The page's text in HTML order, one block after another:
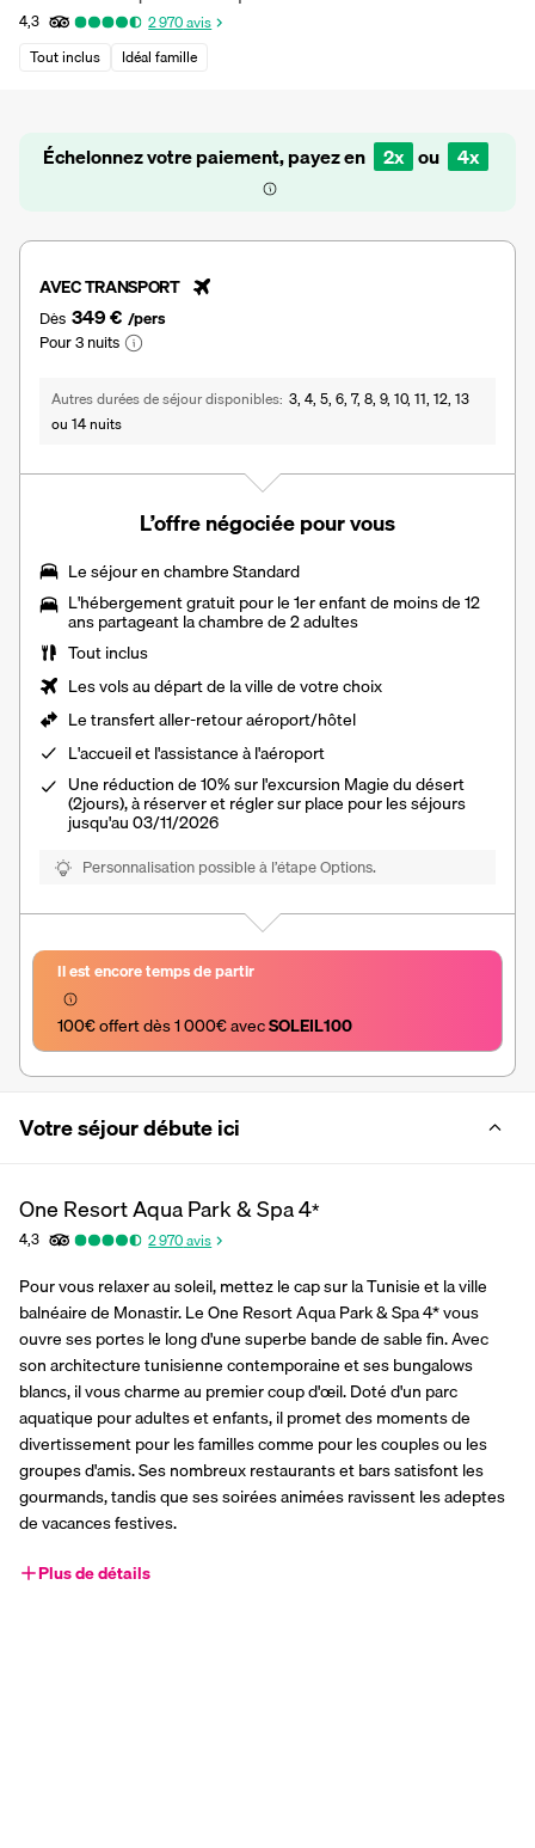
4,3 2 970avis
Tout inclus
Idéal famille
Échelonnez votre paiement, payez en 2x ou 4x
AVEC TRANSPORT
Dès 349 € /pers
Pour 3 nuits
Autres durées de séjour disponibles 3, 4, 5, 6, 7, 8, 9, 10, 11, 12, 13
ou 14 nuits
L’offre négociée pour vous
Le séjour enchambre Standard
L'hébergement gratuit pour le 1er enfant de moins de 12
ans partageant la chambre de 2 adultes
Tout inclus
Les vols au départ de la ville de votre choix
Letransfert aller-retour aéroport/hôtel
L'accueil et l'assistance à l'aéroport
Une réduction de 10% sur l'excursion Magie du désert
(2jours), à réserver et régler sur place pour les séjours
jusqu'au 03/11/2026
Personnalisation possible à l’étape Options.
Il est encore temps de partir
100€ offert dès 1 000€ avec SOLEIL100
Votre séjour débute ici
One Resort Aqua Park & Spa4*
4,3 2 970avis
Pour vous relaxer au soleil, mettez le cap sur la Tunisie et la ville
balnéaire de Monastir. Le One Resort Aqua Park & Spa 4* vous
ouvre ses portes le long d'une superbe bande de sable fin. Avec
son architecture tunisienne contemporaine et ses bungalows
blancs, il vous charme au premier coup d'œil. Doté d'un parc
aquatique pour adultes et enfants, il promet des moments de
divertissement pour les familles comme pour les couples ou les
groupes d'amis. Ses nombreux restaurants et bars satisfont les
gourmands, tandis que ses soirées animées ravissent les adeptes
de vacances festives.
Plus de détails